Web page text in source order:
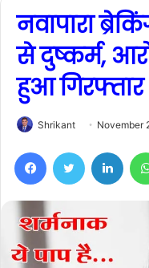
नवापारा
से दुष्कर्म,
हुआ गिरफ्तार
Shrikant November